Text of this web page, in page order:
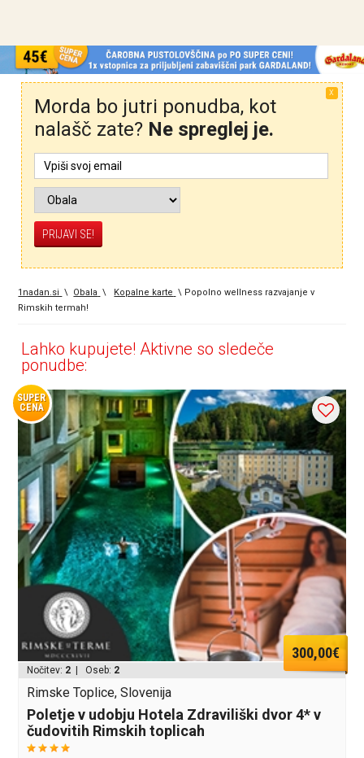
X
Morda bo jutri ponudba, kot
nalašč zate? Ne spreglej je.
1nadan.si \ Obala \ Kopalne karte \ Popolno wellness razvajanje v
Rimskih termah!
Lahko kupujete! Aktivne so sledeče
ponudbe:
SUPER
CENA
300,00€
Nočitev: 2 | Oseb: 2
Rimske Toplice, Slovenija
Poletje v udobju Hotela Zdraviliški dvor 4* v
čudovitih Rimskih toplicah